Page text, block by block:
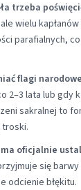
trzeba
wielu
parafialnych,
flagi
2–3 lata lub gdy
sakralnej to
oficjalnie
się
odcienie błękitu.